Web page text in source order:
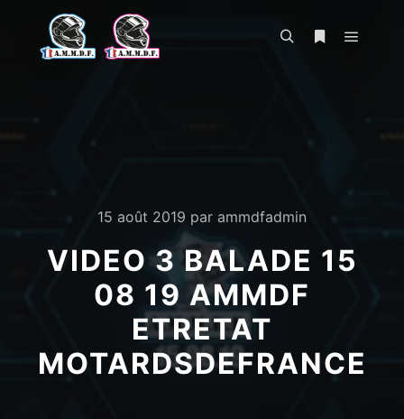
15 août 2019 par ammdfadmin
VIDEO 3 BALADE 15
08 19 AMMDF
ETRETAT
MOTARDSDEFRANCE